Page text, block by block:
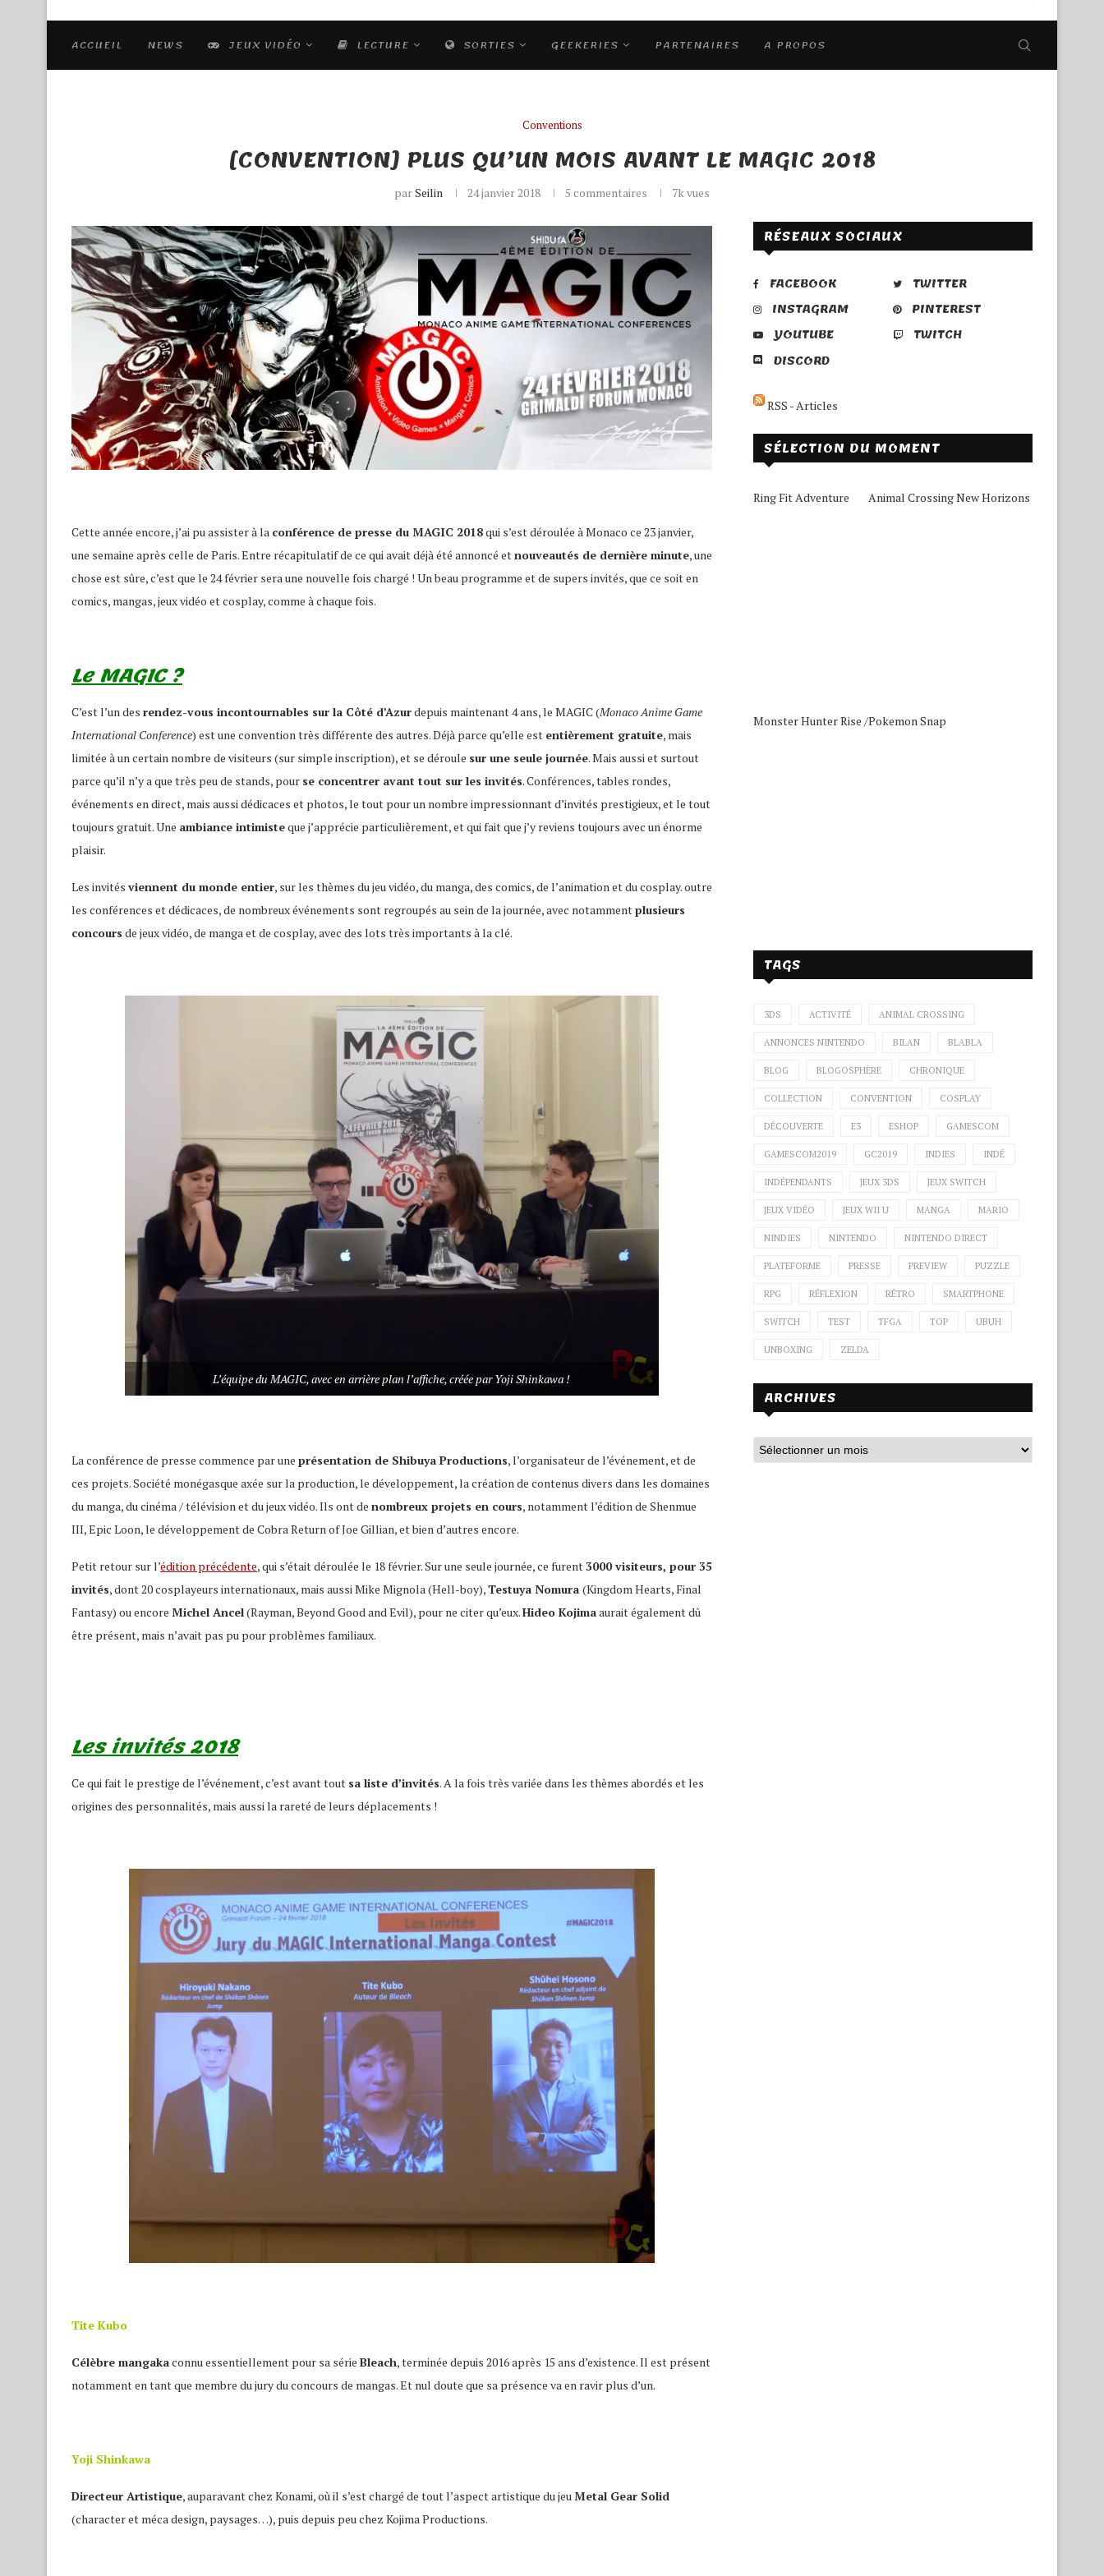
ACCUEIL NEWS JEUX VIDÉO LECTURE SORTIES GEEKERIES PARTENAIRES A PROPOS
Conventions
[CONVENTION] PLUS QU’UN MOIS AVANT LE MAGIC 2018
parSeilin 24 janvier 2018 5 commentaires 7kvues
Cette année encore, j’ai pu assister à la conférence de presse du MAGIC 2018qui s’est déroulée à Monaco ce 23 janvier,
une semaine après celle de Paris. Entre récapitulatif de ce qui avait déjà été annoncé etnouveautés de dernière minute, une
chose est sûre, c’est que le 24 février sera une nouvelle fois chargé ! Un beau programme et de supers invités, que ce soit en
comics, mangas, jeux vidéo et cosplay, comme à chaque fois.
Le MAGIC ?
C’est l’un des rendez-vous incontournables sur la Côté d’Azurdepuis maintenant 4 ans, le MAGIC (Monaco Anime Game
International Conference) est une convention très différente des autres. Déjà parce qu’elle est entièrement gratuite, mais
limitée à un certain nombre de visiteurs (sur simple inscription), et se déroule sur une seule journée. Mais aussi et surtout
parce qu’il n’y a que très peu de stands, pour se concentrer avant tout sur les invités. Conférences, tables rondes,
événements en direct, mais aussi dédicaces et photos, le tout pour un nombre impressionnant d’invités prestigieux, et le tout
toujours gratuit. Une ambiance intimisteque j’apprécie particulièrement, et qui fait que j’y reviens toujours avec un énorme
plaisir.
Les invités viennent du monde entier, sur les thèmes du jeu vidéo, du manga, des comics, de l’animation et du cosplay. outre
les conférences et dédicaces, de nombreux événements sont regroupés au sein de la journée, avec notammentplusieurs
concours de jeux vidéo, de manga et de cosplay, avec des lots très importants à la clé.
L’équipe du MAGIC, avec en arrière plan l’affiche, créée par Yoji Shinkawa !
La conférence de presse commence par une présentation de Shibuya Productions, l’organisateur de l’événement, et de
ces projets. Société monégasque axée sur la production, le développement, la création de contenus divers dans les domaines
du manga, du cinéma / télévision et du jeux vidéo. Ils ont de nombreux projets en cours, notamment l’édition de Shenmue
III, Epic Loon, le développement de Cobra Return of Joe Gillian, et bien d’autres encore.
Petit retour sur l’édition précédente, qui s’était déroulée le 18 février. Sur une seule journée, ce furent3000 visiteurs, pour 35
invités, dont 20 cosplayeurs internationaux, mais aussi Mike Mignola (Hell-boy),Testuya Nomura (Kingdom Hearts, Final
Fantasy) ou encore Michel Ancel(Rayman, Beyond Good and Evil), pour ne citer qu’eux.Hideo Kojimaaurait également dû
être présent, mais n’avait pas pu pour problèmes familiaux.
Les invités 2018
Ce qui fait le prestige de l’événement, c’est avant tout sa liste d’invités. A la fois très variée dans les thèmes abordés et les
origines des personnalités, mais aussi la rareté de leurs déplacements !
Tite Kubo
Célèbre mangakaconnu essentiellement pour sa série Bleach, terminée depuis 2016 après 15 ans d’existence. Il est présent
notamment en tant que membre du jury du concours de mangas. Et nul doute que sa présence va en ravir plus d’un.
Yoji Shinkawa
Directeur Artistique, auparavant chez Konami, où il s’est chargé de tout l’aspect artistique du jeuMetal Gear Solid
(character et méca design, paysages…), puis depuis peu chez Kojima Productions.
RÉSEAUX SOCIAUX
FACEBOOK
TWITTER
INSTAGRAM
PINTEREST
YOUTUBE
TWITCH
DISCORD
RSS - Articles
SÉLECTION DU MOMENT
Ring Fit Adventure Animal Crossing New Horizons
Monster Hunter Rise /Pokemon Snap
TAGS
3DS ACTIVITÉ ANIMAL CROSSING
ANNONCES NINTENDO BILAN BLABLA
BLOG BLOGOSPHÈRE CHRONIQUE
COLLECTION CONVENTION COSPLAY
DÉCOUVERTE E3 ESHOP GAMESCOM
GAMESCOM2019 GC2019 INDIES INDÉ
INDÉPENDANTS JEUX 3DS JEUX SWITCH
JEUX VIDÉO JEUX WII U MANGA MARIO
NINDIES NINTENDO NINTENDO DIRECT
PLATEFORME PRESSE PREVIEW PUZZLE
RPG RÉFLEXION RÉTRO SMARTPHONE
SWITCH TEST TFGA TOP UBUH
UNBOXING ZELDA
ARCHIVES